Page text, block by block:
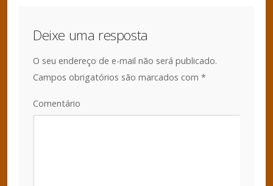
Deixe uma resposta
O seu endereço de e-mail não será publicado.
Campos obrigatórios são marcados com *
Comentário